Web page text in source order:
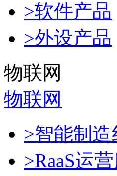
>软件产品
>外设产品
物联网
物联网
>智能制
>RaaS运